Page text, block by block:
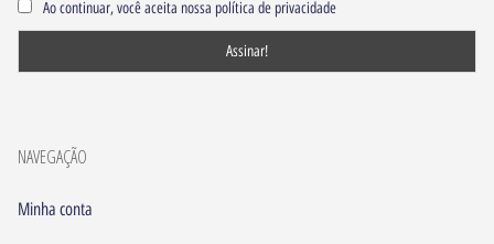
Ao continuar, você aceita nossa política de privacidade
NAVEGAÇÃO
Minha conta